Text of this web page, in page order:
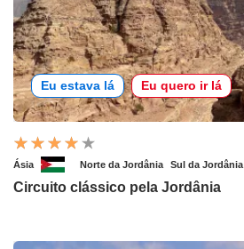
Eu estava lá Eu quero ir lá
Ásia Norte da Jordânia Sul da Jordânia
Circuito clássico pela Jordânia